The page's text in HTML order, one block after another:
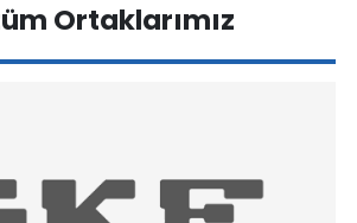
Ortaklarımız